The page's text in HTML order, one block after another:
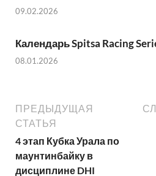
09.02.2026
Календарь Spitsa Racing
08.01.2026
ПРЕДЫДУЩАЯ
СТАТЬЯ
4 этап Кубка Урала по
маунтинбайку в
дисциплине DHI